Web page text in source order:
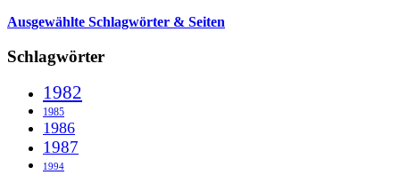
Ausgewählte Schlagwörter & Seiten
Schlagwörter
1982
1985
1986
1987
1994